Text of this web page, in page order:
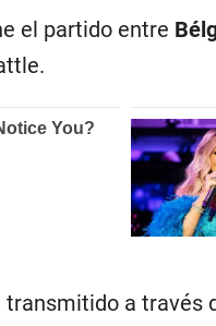
el partido entre
transmitido a través